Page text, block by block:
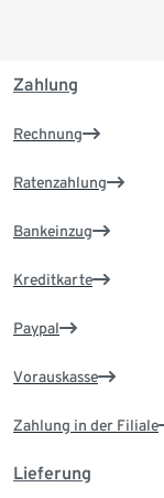
Zahlung
Rechnung
Ratenzahlung
Bankeinzug
Kreditkarte
Paypal
Vorauskasse
Zahlung in der Filiale
Lieferung